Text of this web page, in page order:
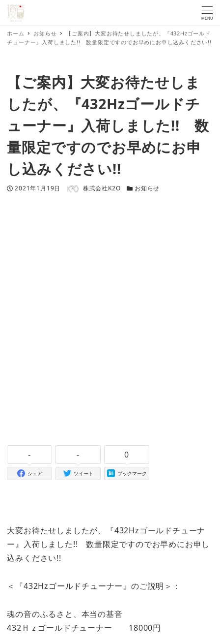
MENU
ホーム お知らせ
【ご案内】大変お待たせしましたが、『432Hzゴールド
チューナー』入荷しました!! 数量限定ですのでお早めにお申し込みください!!
【ご案内】大変お待たせしま
したが、『432Hzゴールドチ
ューナー』入荷しました!! 数
量限定ですのでお早めにお申
し込みください!!
投稿日
2021年1月19日 著者 株式会社K2O カテゴリー
お知らせ
-
シェア
-
ツイート
0
ブックマーク
大変お待たせしましたが、『432Hzゴールドチューナ
ー』入荷しました!! 数量限定ですのでお早めにお申し
込みください!!
＜『432Hzゴールドチューナー』のご説明＞：
魂の音のふるさと、本当の基音
432Ｈｚゴールドチューナー 18000円